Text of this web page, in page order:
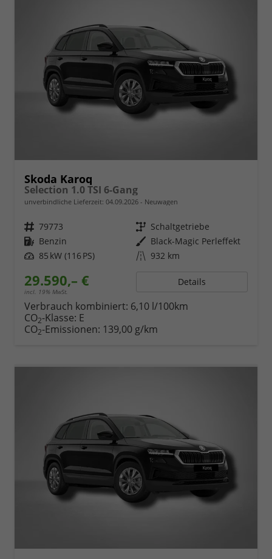
Skoda Karoq
Selection 1.0 TSI 6-Gang
unverbindliche Lieferzeit: 04.09.2026 Neuwagen
Fahrzeugnr. 79773 Getriebe Schaltgetriebe
Kraftstoff Benzin Außenfarbe Black-Magic Perleffekt
Leistung 85 kW (116 PS) Kilometerstand 932 km
29.590,– €
incl. 19% MwSt.
Details
Verbrauch kombiniert: 6,10 l/100km
CO2-Klasse: E
CO2-Emissionen: 139,00 g/km